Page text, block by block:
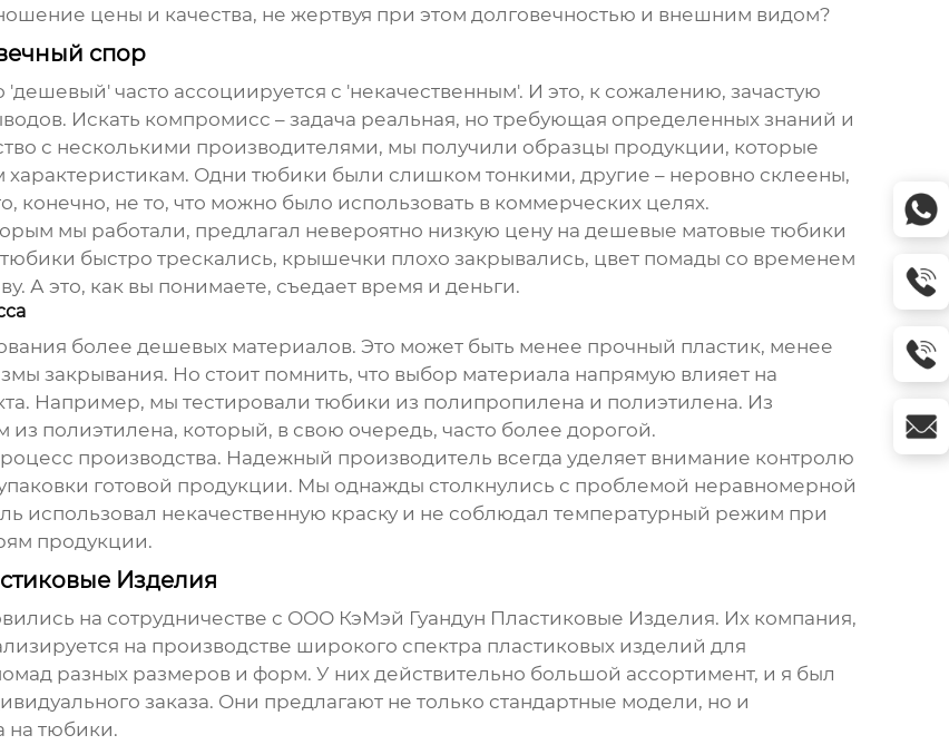
цены и качества, не жертвуя при этом долговечностью и внешним видом?
спор
'дешевый' часто ассоциируется с 'некачественным'. И это, к сожалению, зачастую
Искать компромисс – задача реальная, но требующая определенных знаний и
с несколькими производителями, мы получили образцы продукции, которые
характеристикам. Одни тюбики были слишком тонкими, другие – неровно склеены,
конечно, не то, что можно было использовать в коммерческих целях.
мы работали, предлагал невероятно низкую цену на дешевые матовые тюбики
быстро трескались, крышечки плохо закрывались, цвет помады со временем
А это, как вы понимаете, съедает время и деньги.
более дешевых материалов. Это может быть менее прочный пластик, менее
закрывания. Но стоит помнить, что выбор материала напрямую влияет на
Например, мы тестировали тюбики из полипропилена и полиэтилена. Из
полиэтилена, который, в свою очередь, часто более дорогой.
производства. Надежный производитель всегда уделяет внимание контролю
упаковки готовой продукции. Мы однажды столкнулись с проблемой неравномерной
использовал некачественную краску и не соблюдал температурный режим при
продукции.
Изделия
на сотрудничестве с ООО КэМэй Гуандун Пластиковые Изделия. Их компания,
на производстве широкого спектра пластиковых изделий для
разных размеров и форм. У них действительно большой ассортимент, и я был
заказа. Они предлагают не только стандартные модели, но и
на тюбики.